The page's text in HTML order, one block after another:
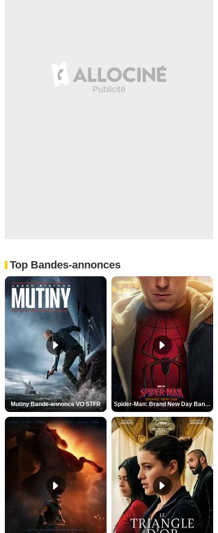
Top Bandes-annonces
Mutiny Bande-annonce VO STFR Spider-Man: Brand New Day Bande-annonce VO STFR